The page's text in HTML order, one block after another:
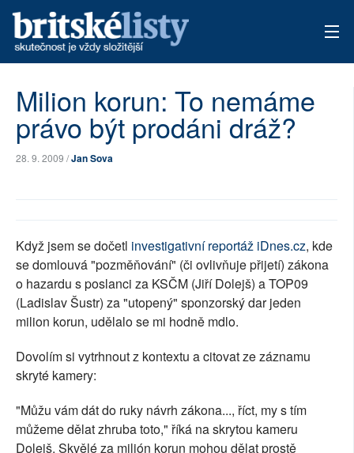
ARCHIV
TÉMATA
Milion korun: To nemáme
právo být prodáni dráž?
28. 9. 2009 /Jan Sova
Když jsem se dočetl investigativní reportáž iDnes.cz, kde
se domlouvá "pozměňování" (či ovlivňuje přijetí) zákona
o hazardu s poslanci za KSČM (Jiří Dolejš) a TOP09
(Ladislav Šustr) za "utopený" sponzorský dar jeden
milion korun, udělalo se mi hodně mdlo.
Dovolím si vytrhnout z kontextu a citovat ze záznamu
skryté kamery:
"Můžu vám dát do ruky návrh zákona..., říct, my s tím
můžeme dělat zhruba toto," říká na skrytou kameru
Dolejš. Skvělé za milión korun mohou dělat prostě